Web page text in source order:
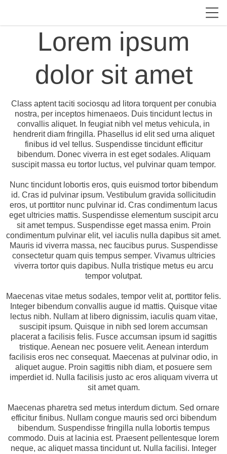
Lorem ipsum
dolor sit amet
Class aptent taciti sociosqu ad litora torquent per conubia
nostra, per inceptos himenaeos. Duis tincidunt lectus in
convallis aliquet. In feugiat nibh vel metus vehicula, in
hendrerit diam fringilla. Phasellus id elit sed urna aliquet
finibus id vel tellus. Suspendisse tincidunt efficitur
bibendum. Donec viverra in est eget sodales. Aliquam
suscipit massa eu tortor luctus, vel pulvinar quam tempor.
Nunc tincidunt lobortis eros, quis euismod tortor bibendum
id. Cras id pulvinar ipsum. Vestibulum gravida sollicitudin
eros, ut porttitor nunc pulvinar id. Cras condimentum lacus
eget ultricies mattis. Suspendisse elementum suscipit arcu
sit amet tempus. Suspendisse eget massa enim. Proin
condimentum pulvinar elit, vel iaculis nulla dapibus sit amet.
Mauris id viverra massa, nec faucibus purus. Suspendisse
consectetur quam quis tempus semper. Vivamus ultricies
viverra tortor quis dapibus. Nulla tristique metus eu arcu
tempor volutpat.
Maecenas vitae metus sodales, tempor velit at, porttitor felis.
Integer bibendum convallis augue id mattis. Quisque vitae
lectus nibh. Nullam at libero dignissim, iaculis quam vitae,
suscipit ipsum. Quisque in nibh sed lorem accumsan
placerat a facilisis felis. Fusce accumsan ipsum id sagittis
tristique. Aenean nec posuere velit. Aenean interdum
facilisis eros nec consequat. Maecenas at pulvinar odio, in
aliquet augue. Proin sagittis nibh diam, et posuere sem
imperdiet id. Nulla facilisis justo ac eros aliquam viverra ut
sit amet quam.
Maecenas pharetra sed metus interdum dictum. Sed ornare
efficitur finibus. Nullam congue mauris sed orci bibendum
bibendum. Suspendisse fringilla nulla lobortis tempus
commodo. Duis at lacinia est. Praesent pellentesque lorem
neque, ac aliquet massa tincidunt ut. Nulla facilisi. Integer